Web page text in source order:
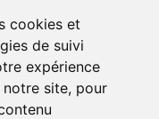
cookies et
de suivi
expérience
site, pour